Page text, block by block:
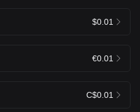
$0.01
€0.01
C$0.01